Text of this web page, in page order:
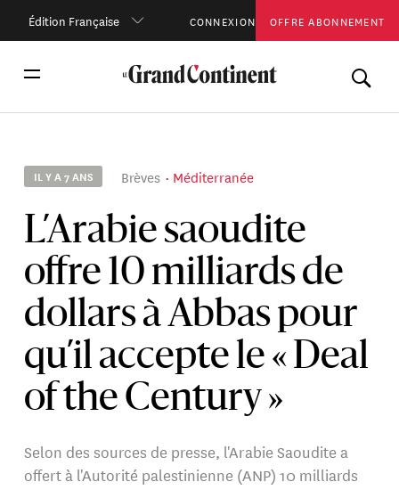
Édition Française CONNEXION OFFRE ABONNEMENT
IL Y A 7 ANS Brèves Méditerranée
L’Arabie saoudite
offre 10 milliards de
dollars à Abbas pour
qu’il accepte le « Deal
of the Century »
Selon des sources de presse, l'Arabie Saoudite a
offert à l'Autorité palestinienne (ANP) 10 milliards